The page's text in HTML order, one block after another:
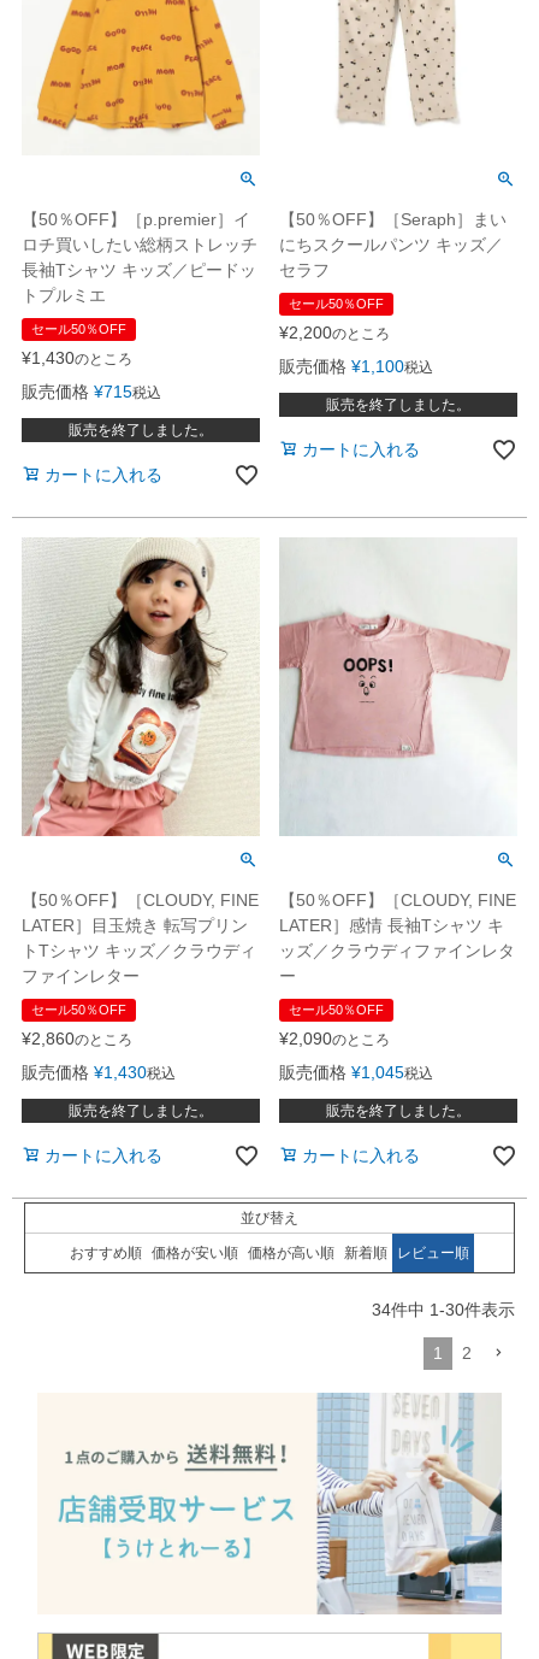
【50％OFF】［p.premier］イ
ロチ買いしたい総柄ストレッチ
長袖Tシャツ キッズ／ピードッ
トプルミエ
セール50％OFF
¥1,430のところ
販売価格 ¥715税込
販売を終了しました。
カートに入れる
【50％OFF】［Seraph］まい
にちスクールパンツ キッズ／
セラフ
セール50％OFF
¥2,200のところ
販売価格 ¥1,100税込
販売を終了しました。
カートに入れる
【50％OFF】［CLOUDY, FINE
LATER］目玉焼き 転写プリン
トTシャツ キッズ／クラウディ
ファインレター
セール50％OFF
¥2,860のところ
販売価格 ¥1,430税込
販売を終了しました。
カートに入れる
【50％OFF】［CLOUDY, FINE
LATER］感情 長袖Tシャツ キ
ッズ／クラウディファインレタ
ー
セール50％OFF
¥2,090のところ
販売価格 ¥1,045税込
販売を終了しました。
カートに入れる
並び替え
おすすめ順 価格が安い順 価格が高い順 新着順 レビュー順
34件中 1-30件表示
1 2